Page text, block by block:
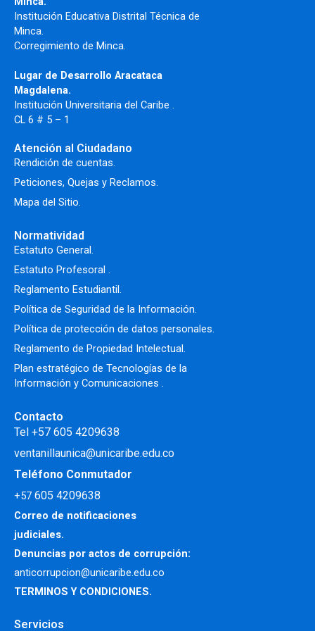
Institución Educativa Distrital Técnica de
Minca.
Corregimiento de Minca.
Lugar de Desarrollo Aracataca
Magdalena.
Institución Universitaria del Caribe .
CL 6 # 5 – 1
Atención al Ciudadano
Rendición de cuentas.
Peticiones, Quejas y Reclamos.
Mapa del Sitio.
Normatividad
Estatuto General.
Estatuto Profesoral .
Reglamento Estudiantil.
Política de Seguridad de la Información.
Política de protección de datos personales.
Reglamento de Propiedad Intelectual.
Plan estratégico de Tecnologías de la
Información y Comunicaciones .
Contacto
Tel +57 605 4209638
ventanillaunica@unicaribe.edu.co
Teléfono Conmutador
+57 605 4209638
Correo de notificaciones
judiciales.
Denuncias por actos de corrupción:
anticorrupcion@unicaribe.edu.co
TERMINOS Y CONDICIONES.
Servicios